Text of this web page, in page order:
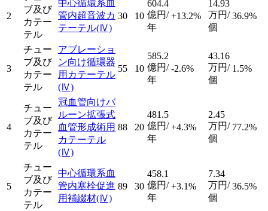
2
ブ及び
カテー
テル
中心循環系血
管内超音波カ
テーテル(Ⅳ)
30 10
604.4
億円/
年
+13.2%
14.93
万円/
個
36.9%
3
チュー
ブ及び
カテー
テル
アブレーショ
ン向け循環器
用カテーテル
(Ⅳ)
55 10
585.2
億円/
年
-2.6%
43.16
万円/
個
1.5%
4
チュー
ブ及び
カテー
テル
冠血管向けバ
ルーン拡張式
血管形成術用
カテーテル
(Ⅳ)
88 20
481.5
億円/
年
+4.3%
2.45
万円/
個
77.2%
5
チュー
ブ及び
カテー
テル
中心循環系血
管内塞栓促進
用補綴材(Ⅳ)
89 30
458.1
億円/
年
+3.1%
7.34
万円/
個
36.5%